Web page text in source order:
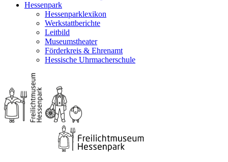
Hessenpark
Hessenparklexikon
Werkstattberichte
Leitbild
Museumstheater
Förderkreis & Ehrenamt
Hessische Uhrmacherschule